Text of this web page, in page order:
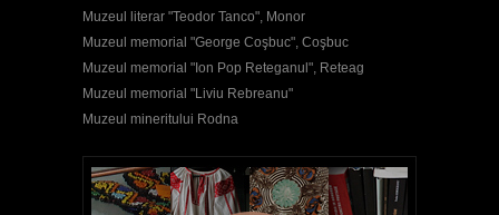
Muzeul literar "Teodor Tanco", Monor
Muzeul memorial "George Coşbuc", Coşbuc
Muzeul memorial "Ion Pop Reteganul", Reteag
Muzeul memorial "Liviu Rebreanu"
Muzeul mineritului Rodna